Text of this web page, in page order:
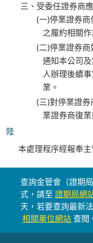
三、受委任證券商
(一)停業證券
之履約相關
(二)停業證券
通知本公司
人辦理後續
業。
(三)對停業證
業證券商復
陸
本處理程序經報奉
查詢金管會（證期
式，請至 證期局網
天，若要查詢最新
相關單位網站 查閱